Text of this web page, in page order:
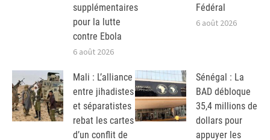
supplémentaires
pour la lutte
contre Ebola
6 août 2026
Fédéral
6 août 2026
Mali : L’alliance
entre jihadistes
et séparatistes
rebat les cartes
d’un conflit de
Sénégal : La
BAD débloque
35,4 millions de
dollars pour
appuyer les